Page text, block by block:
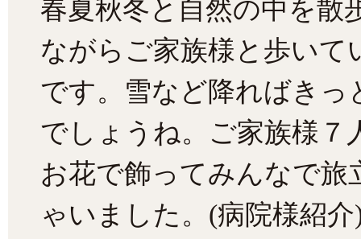
春夏秋冬と自然の中を散
ながらご家族様と歩いて
です。雪など降ればき
でしょうね。ご家族様７
お花で飾ってみんなで
ゃいました。(病院様紹介